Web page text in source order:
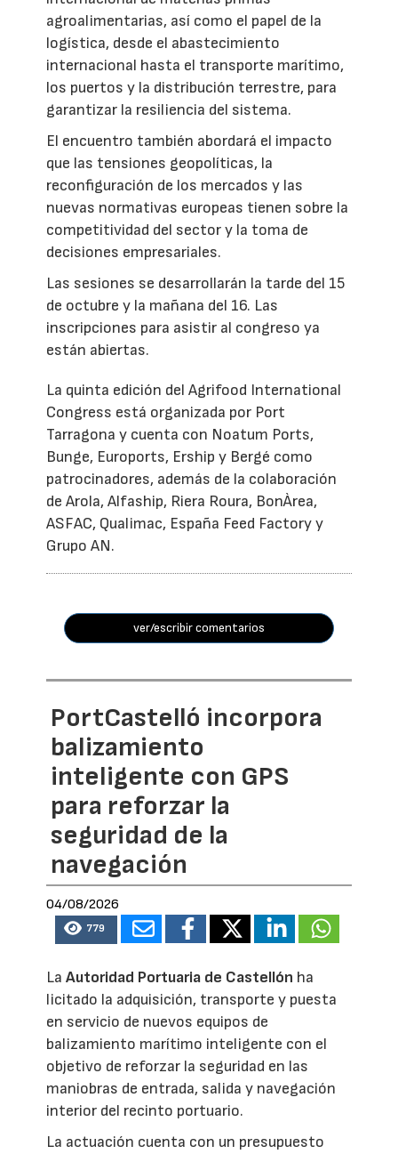
agroalimentarias, así como el papel de la
logística, desde el abastecimiento
internacional hasta el transporte marítimo,
los puertos y la distribución terrestre, para
garantizar la resiliencia del sistema.
El encuentro también abordará el impacto
que las tensiones geopolíticas, la
reconfiguración de los mercados y las
nuevas normativas europeas tienen sobre la
competitividad del sector y la toma de
decisiones empresariales.
Las sesiones se desarrollarán la tarde del 15
de octubre y la mañana del 16. Las
inscripciones para asistir al congreso ya
están abiertas.
La quinta edición del Agrifood International
Congress está organizada por Port
Tarragona y cuenta con Noatum Ports,
Bunge, Euroports, Ership y Bergé como
patrocinadores, además de la colaboración
de Arola, Alfaship, Riera Roura, BonÀrea,
ASFAC, Qualimac, España Feed Factory y
Grupo AN.
ver/escribir comentarios
PortCastelló incorpora
balizamiento
inteligente con GPS
para reforzar la
seguridad de la
navegación
04/08/2026
779
LaAutoridad Portuaria de Castellón ha
licitado la adquisición, transporte y puesta
en servicio de nuevos equipos de
balizamiento marítimo inteligente con el
objetivo de reforzar la seguridad en las
maniobras de entrada, salida y navegación
interior del recinto portuario.
La actuación cuenta con un presupuesto